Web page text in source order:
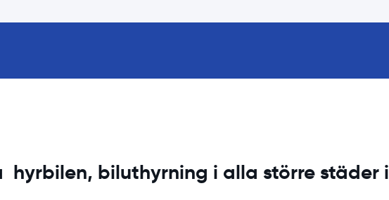
biluthyrning i alla större städer i